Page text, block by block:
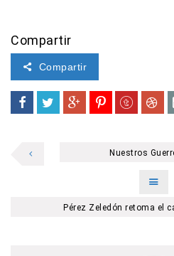
Compartir
Compartir
Nuestros
Pérez Zeledón retoma el